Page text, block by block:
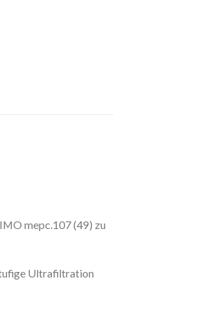
mepc.107 (49) zu
Ultrafiltration